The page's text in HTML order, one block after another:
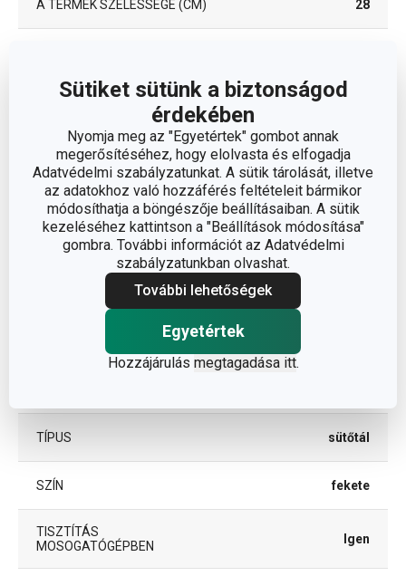
Sütiket sütünk a biztonságod
érdekében
Nyomja meg az "Egyetértek" gombot annak
megerősítéséhez, hogy elolvasta és elfogadja
Adatvédelmi szabályzatunkat. A sütik tárolását, illetve
az adatokhoz való hozzáférés feltételeit bármikor
módosíthatja a böngészője beállításaiban. A sütik
kezeléséhez kattintson a "Beállítások módosítása"
gombra. További információt az Adatvédelmi
szabályzatunkban olvashat.
További lehetőségek
Egyetértek
Hozzájárulás megtagadása itt.
A TERMÉK SZÉLESSÉGE (CM) 28
Egyéb paraméterek
ANYAG
acél, tapadásmentes
felület
BESOROLÁS sütőtálak
MIKROHULLÁMÚ SÜTŐBE
TÍPUS sütőtál
SZÍN fekete
TISZTÍTÁS
MOSOGATÓGÉPBEN
Igen